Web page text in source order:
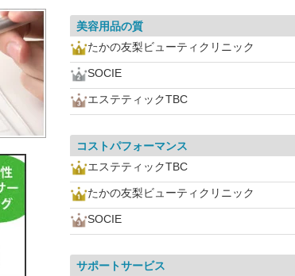
美容用品の質
たかの友梨ビューティクリニック
SOCIE
エステティックTBC
コストパフォーマンス
エステティックTBC
たかの友梨ビューティクリニック
SOCIE
サポートサービス